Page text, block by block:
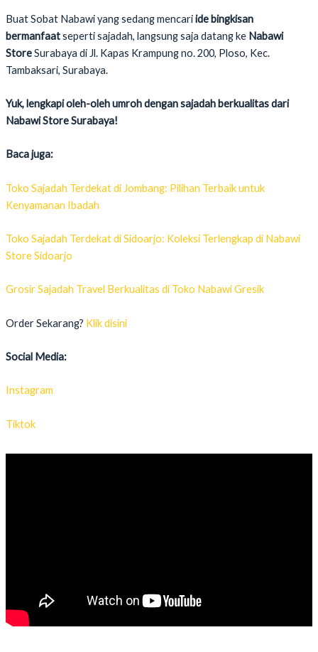
Buat Sobat Nabawi yang sedang mencariide bingkisan
bermanfaatseperti sajadah, langsung saja datang ke Nabawi
StoreSurabaya di Jl. Kapas Krampung no. 200, Ploso, Kec.
Tambaksari, Surabaya.
Yuk, lengkapi oleh-oleh umroh dengan sajadah berkualitas dari
Nabawi Store Surabaya!
Baca juga:
Toko Sajadah Terdekat di Jombang: Pilihan Terbaik untuk
Kenyamanan Ibadah
Toko Sajadah Terdekat di Sidoarjo: Koleksi Terlengkap di Nabawi
Store Sidoarjo
Grosir Sajadah Travel Berkualitas di Toko Nabawi Gresik
Order Sekarang? Klik disini
Social Media:
Instagram
Tiktok